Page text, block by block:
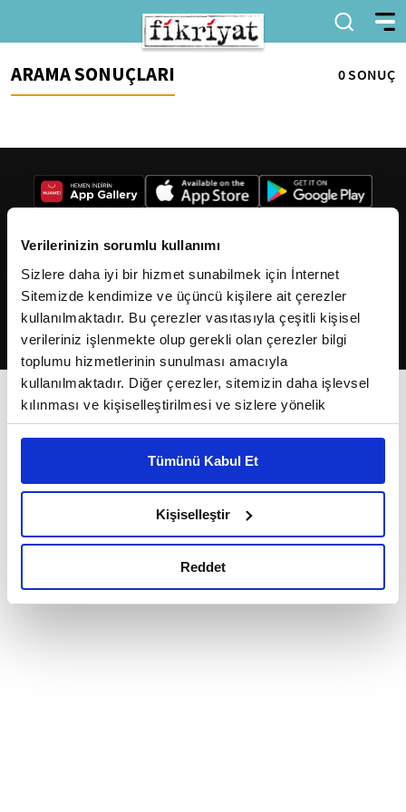
Verilerinizin sorumlu kullanımı
Sizlere daha iyi bir hizmet sunabilmek için İnternet
Sitemizde kendimize ve üçüncü kişilere ait çerezler
kullanılmaktadır. Bu çerezler vasıtasıyla çeşitli kişisel
verileriniz işlenmekte olup gerekli olan çerezler bilgi
toplumu hizmetlerinin sunulması amacıyla
kullanılmaktadır. Diğer çerezler, sitemizin daha işlevsel
kılınması ve kişiselleştirilmesi ve sizlere yönelik
reklam/pazarlama faaliyetlerinin yapılması, amaçlarıyla
Çerezlere ilişkin tercihlerinizi çerez paneli vasıtasıyla
belirleyebilirsiniz. Çerezlere ilişkin detaylı bilgi için
Ayarlar butonuna tıklayabilir,Çerez Bilgilendirme
Metnimizi ziyaret edebilirsiniz.
okumak ve sitemizi ziyaretiniz kapsamında
Tümünü Kabul Et
Kişiselleştir
Reddet
ARAMA SONUÇLARI 0 SONUÇ
2026Fikriyat. Tüm hakları saklıdır.